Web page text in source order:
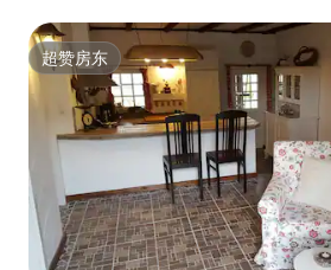
超赞房东
超赞房东